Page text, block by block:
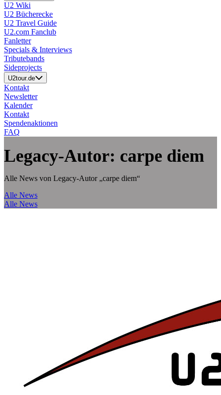
U2 Wiki
U2 Bücherecke
U2 Travel Guide
U2.com Fanclub
Fanletter
Specials & Interviews
Tributebands
Sideprojects
U2tour.de
Kontakt
Newsletter
Kalender
Kontakt
Spendenaktionen
FAQ
Legacy-Autor: carpe diem
Alle News von Legacy-Autor „carpe diem“
Alle News
Alle News